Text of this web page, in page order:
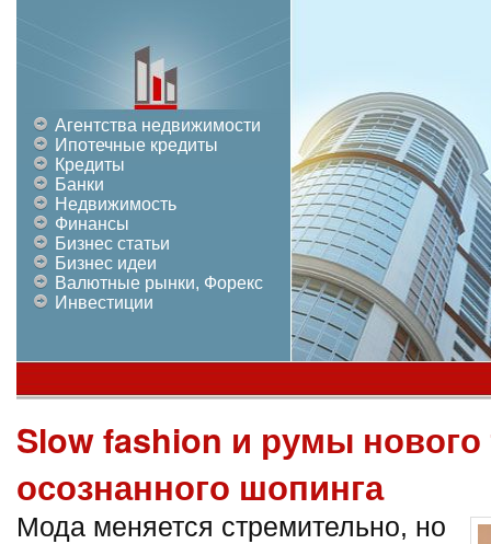
Агентства недвижимости
Ипотечные кредиты
Кредиты
Банки
Недвижимость
Финансы
Бизнес статьи
Бизнес идеи
Валютные рынки, Форекс
Инвестиции
Slow fashion и румы нового
осознанного шопинга
Мода меняется стремительно, но